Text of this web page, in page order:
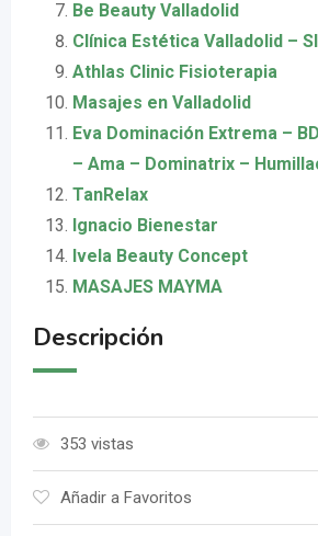
Be Beauty Valladolid
Clínica Estética Valladolid –
Athlas Clinic Fisioterapia
Masajes en Valladolid
Eva Dominación Extrema –
– Ama – Dominatrix –
TanRelax
Ignacio Bienestar
Ivela Beauty Concept
MASAJES MAYMA
Descripción
353 vistas
Añadir a Favoritos